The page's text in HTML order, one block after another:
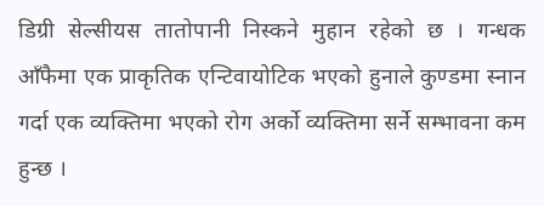
डिग्री सेल्सीयस तातोपानी निस्कने मुहान रहेको छ । गन्धक
आँफैमा एक प्राकृतिक एन्टिवायोटिक भएको हुनाले कुण्डमा स्नान
गर्दा एक व्यक्तिमा भएको रोग अर्को व्यक्तिमा सर्ने सम्भावना कम
हुन्छ ।